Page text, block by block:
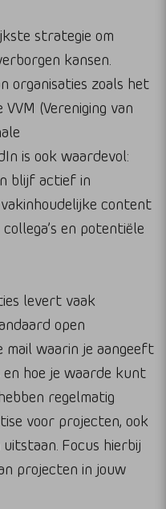
strategie om
kansen.
organisaties zoals het
(Vereniging van
is ook waardevol:
blijf actief in
content
en potentiële
levert vaak
open
mail waarin je aangeeft
hoe je waarde kunt
regelmatig
voor projecten, ook
Focus hierbij
projecten in jouw